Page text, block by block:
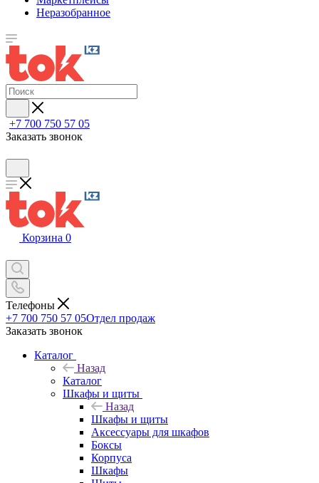
Неразобранное
+7 700 750 57 05
Заказать звонок
Корзина 0
Телефоны
+7 700 750 57 05Отдел продаж
Заказать звонок
Каталог
Назад
Каталог
Шкафы и щиты
Назад
Шкафы и щиты
Аксессуары для шкафов
Боксы
Корпуса
Шкафы